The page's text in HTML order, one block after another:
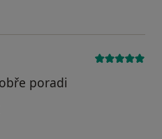
poradi
Pacient